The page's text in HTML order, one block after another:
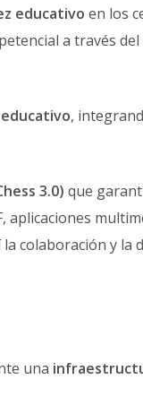
educativo en los
a través
,
3.0) que
aplicaciones
colaboración y la
una